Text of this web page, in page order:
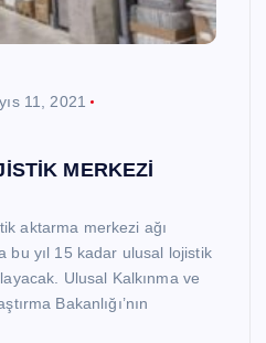
11, 2021
MERKEZİ
aktarma merkezi ağı
bu yıl 15 kadar ulusal lojistik
Ulusal Kalkınma ve
Bakanlığı’nın